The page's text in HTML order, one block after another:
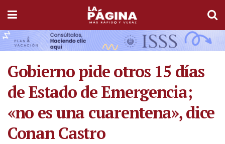
Gobierno pide otros 15 días
de Estado de Emergencia;
«no es una cuarentena», dice
Conan Castro